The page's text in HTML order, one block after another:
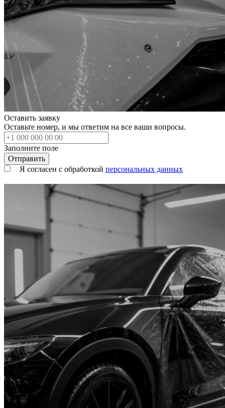
Оставить заявку
Оставьте номер, и мы ответим на все ваши вопросы.
Заполните поле
Я согласен с обработкой персональных данных